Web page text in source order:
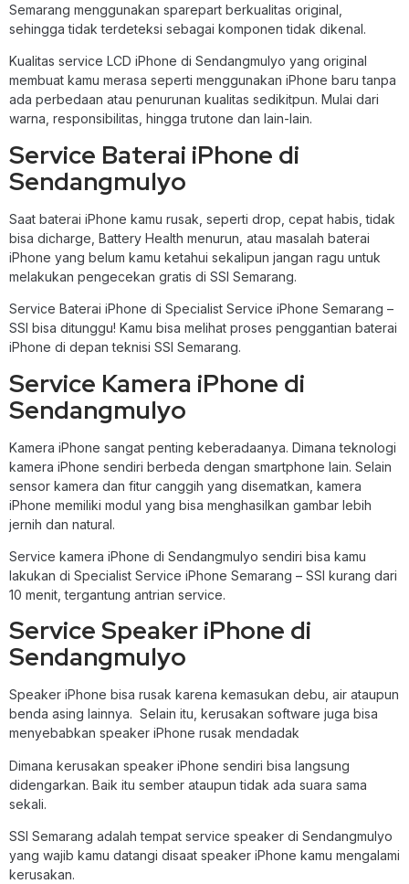
Semarang menggunakan sparepart berkualitas original,
sehingga tidak terdeteksi sebagai komponen tidak dikenal.
Kualitas service LCD iPhone di Sendangmulyo yang original
membuat kamu merasa seperti menggunakan iPhone baru tanpa
ada perbedaan atau penurunan kualitas sedikitpun. Mulai dari
warna, responsibilitas, hingga trutone dan lain-lain.
Service Baterai iPhone di
Sendangmulyo
Saat baterai iPhone kamu rusak, seperti drop, cepat habis, tidak
bisa dicharge, Battery Health menurun, atau masalah baterai
iPhone yang belum kamu ketahui sekalipun jangan ragu untuk
melakukan pengecekan gratis di SSI Semarang.
Service Baterai iPhone di Specialist Service iPhone Semarang –
SSI bisa ditunggu! Kamu bisa melihat proses penggantian baterai
iPhone di depan teknisi SSI Semarang.
Service Kamera iPhone di
Sendangmulyo
Kamera iPhone sangat penting keberadaanya. Dimana teknologi
kamera iPhone sendiri berbeda dengan smartphone lain. Selain
sensor kamera dan fitur canggih yang disematkan, kamera
iPhone memiliki modul yang bisa menghasilkan gambar lebih
jernih dan natural.
Service kamera iPhone di Sendangmulyo sendiri bisa kamu
lakukan di Specialist Service iPhone Semarang – SSI kurang dari
10 menit, tergantung antrian service.
Service Speaker iPhone di
Sendangmulyo
Speaker iPhone bisa rusak karena kemasukan debu, air ataupun
benda asing lainnya. Selain itu, kerusakan software juga bisa
menyebabkan speaker iPhone rusak mendadak
Dimana kerusakan speaker iPhone sendiri bisa langsung
didengarkan. Baik itu sember ataupun tidak ada suara sama
sekali.
SSI Semarang adalah tempat service speaker di Sendangmulyo
yang wajib kamu datangi disaat speaker iPhone kamu mengalami
kerusakan.